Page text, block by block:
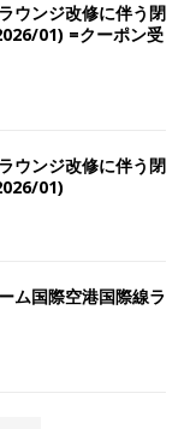
ウンジ改修に伴う閉
01) =クーポン受
ウンジ改修に伴う閉
01)
ム国際空港国際線ラ